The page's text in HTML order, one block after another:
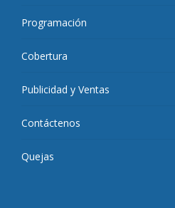
Programación
Cobertura
Publicidad y Ventas
Contáctenos
Quejas